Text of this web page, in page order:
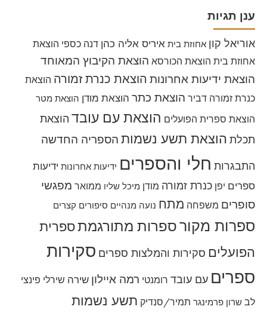
ענן תגיות
אוריאל קון אחוזת בית איריס אליה כהן דנה כספי הוצאת
אחוזת בית הוצאת הכורסא הוצאת הקיבוץ המאוחד
הוצאת ידיעות אחרונות הוצאת כנרת זמורה הוצאת
כנרת זמורה דביר הוצאת כתר הוצאת מודן הוצאת מטר
הוצאת ספרית הפועלים הוצאת עם עובד הוצאת
תכלת הוצאת תשע נשמות הספריה החדשה
התבגרות חלי והספרים ידיעות אחרונות ידיעות
ספרים יפן כנרת זמורה מודן מיכל שליו ממואר מפגשי
סופרים משפחה מתח נועה מנהיים סיפורים קצרים
ספרות מקורספרות מתורגמתספרית
הפועלים סקירות והמלצות ספרים סקירות
ספרים עם עובד רומנטי רמה איילון שירה שירלי פינצי
לב שרון פרמינגר תמיר/סנדיק תשע נשמות